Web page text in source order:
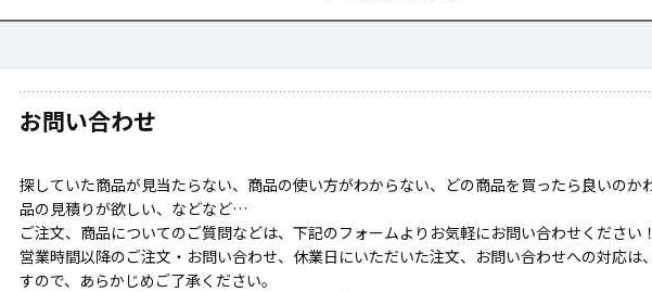
お問い合わせ
探していた商品が見当たらない、商品の使い方がわからない、どの商品を買ったら良いのか
品の見積りが欲しい、などなど…
ご注文、商品についてのご質問などは、下記のフォームよりお気軽にお問い合わせください！
営業時間以降のご注文・お問い合わせ、休業日にいただいた注文、お問い合わせへの対応は
すので、あらかじめご了承ください。